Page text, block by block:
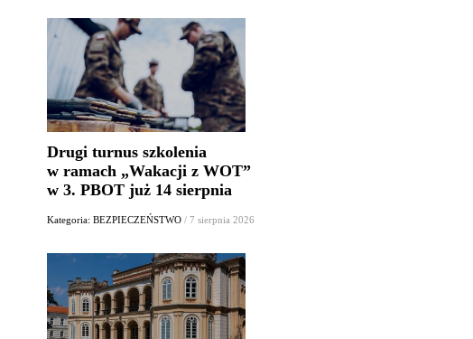
Drugi turnus szkolenia
w ramach „Wakacji z WOT”
w 3. PBOT już 14 sierpnia
Kategoria: BEZPIECZEŃSTWO / 7 sierpnia 2026